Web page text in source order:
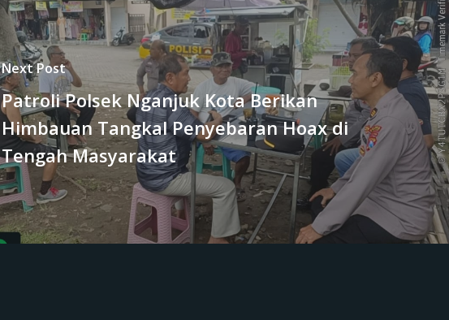
Next Post
Patroli Polsek Nganjuk Kota Berikan
Himbauan Tangkal Penyebaran Hoax di
Tengah Masyarakat